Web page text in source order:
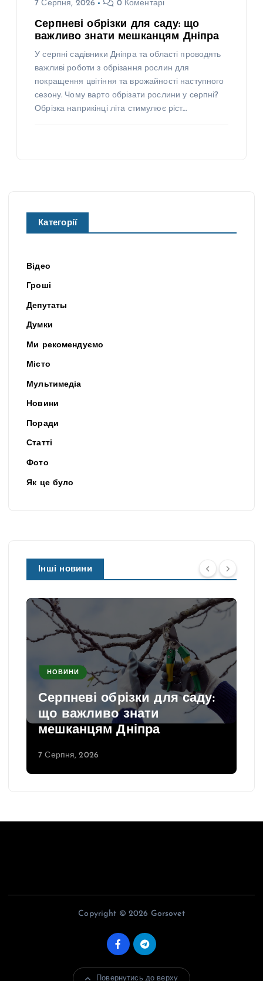
7 Серпня, 2026 0 Коментарі
Серпневі обрізки для саду: що
важливо знати мешканцям Дніпра
У серпні садівники Дніпра та області проводять
важливі роботи з обрізання рослин для
покращення цвітіння та врожайності наступного
сезону. Чому варто обрізати рослини у серпні?
Обрізка наприкінці літа стимулює ріст…
Категорії
Відео
Гроші
Депутаты
Думки
Ми рекомендуємо
Місто
Мультимедіа
Новини
Поради
Статті
Фото
Як це було
Інші новини
НОВИНИ
Серпневі обрізки для саду:
що важливо знати
мешканцям Дніпра
7 Серпня, 2026
Copyright © 2026 Gorsovet
Повернутись до верху